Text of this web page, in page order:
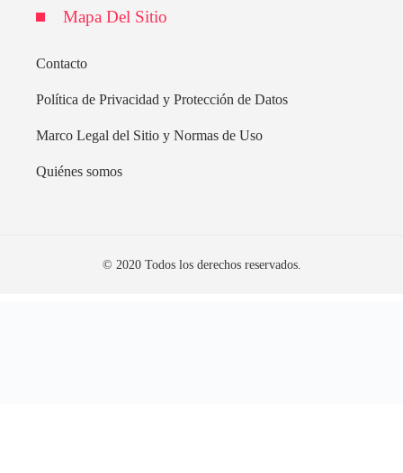
Mapa Del Sitio
Contacto
Política de Privacidad y Protección de Datos
Marco Legal del Sitio y Normas de Uso
Quiénes somos
© 2020 Todos los derechos reservados.